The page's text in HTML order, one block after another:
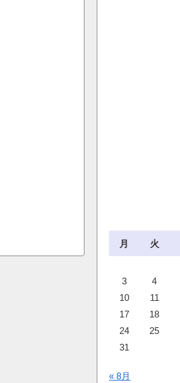
月 火
3
4
10
11
17
18
24
25
31
« 8月